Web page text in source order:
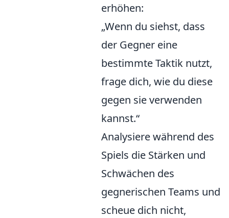
erhöhen:
„Wenn du siehst, dass
der Gegner eine
bestimmte Taktik nutzt,
frage dich, wie du diese
gegen sie verwenden
kannst.“
Analysiere während des
Spiels die Stärken und
Schwächen des
gegnerischen Teams und
scheue dich nicht,